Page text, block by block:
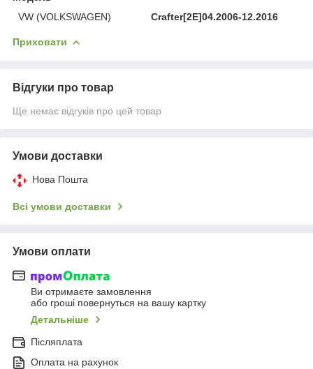
VW (VOLKSWAGEN)
Crafter[2E]04.2006-12.2016
Приховати
Відгуки про товар
Ще немає відгуків про цей товар
Умови доставки
Нова Пошта
Всі умови доставки
Умови оплати
Ви отримаєте замовлення
або гроші повернуться на вашу картку
Детальніше
Післяплата
Оплата на рахунок